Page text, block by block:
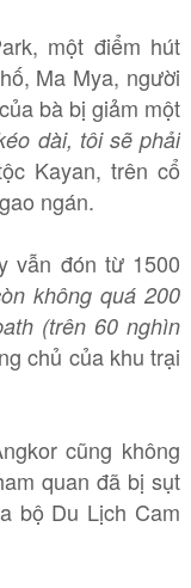
một điểm hút
Ma Mya, người
bà bị giảm một
dài, tôi sẽ phải
Kayan, trên cổ
ngán.
vẫn đón từ 1500
không quá 200
(trên 60 nghìn
chủ của khu trại
cũng không
quan đã bị sụt
bộ Du Lịch Cam